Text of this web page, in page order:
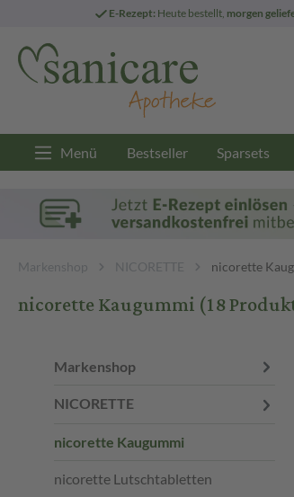
E-Rezept: Heute bestellt, morgen
Menü Bestseller Sparsets
Markenshop NICORETTE nicorette
nicorette Kaugummi(18
Markenshop
NICORETTE
nicorette Kaugummi
nicorette Lutschtabletten